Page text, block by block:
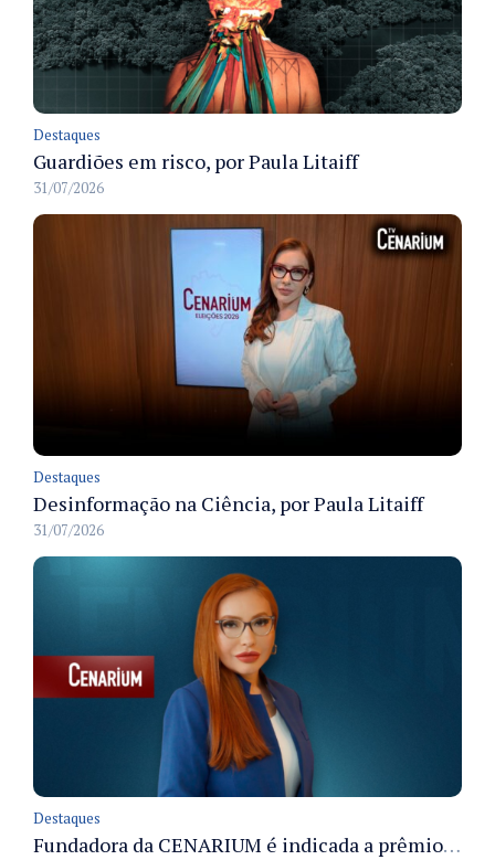
Destaques
Guardiões em risco, por Paula Litaiff
31/07/2026
Destaques
Desinformação na Ciência, por Paula Litaiff
31/07/2026
Destaques
Fundadora da CENARIUM é indicada a prêmio 100+ Jornalistas Admirados